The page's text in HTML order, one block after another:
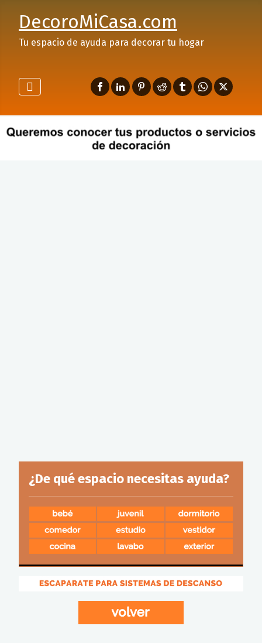
DecoroMiCasa.com
Tu espacio de ayuda para decorar tu hogar
¿De qué espacio necesitas ayuda?